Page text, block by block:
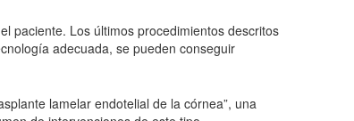
paciente. Los últimos procedimientos descritos
adecuada, se pueden conseguir
lamelar endotelial de la córnea”, una